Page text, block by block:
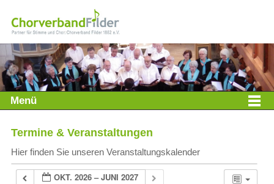
Menü
Termine & Veranstaltungen
Hier finden Sie unseren Veranstaltungskalender
OKT. 2026 – JUNI 2027